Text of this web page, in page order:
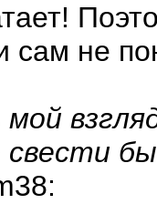
сам не
бы